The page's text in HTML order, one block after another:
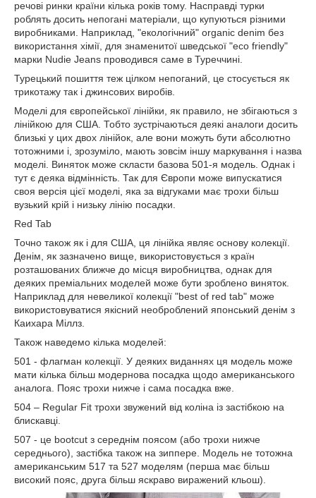
речові ринки країни кілька років тому. Насправді турки
роблять досить непогані матеріали, що купуються різними
виробниками. Наприклад, "екологічний" organic denim без
використання хімії, для знаменитої шведської "eco friendly"
марки Nudie Jeans проводився саме в Туреччині.
Турецький пошиття теж цілком непоганий, це стосується як
трикотажу так і джинсових виробів.
Моделі для європейської лінійки, як правило, не збігаються з
лінійкою для США. Тобто зустрічаються деякі аналоги досить
близькі у цих двох лінійок, але вони можуть бути абсолютно
тотожними і, зрозуміло, мають зовсім іншу маркування і назва
моделі. Виняток може скласти базова 501-я модель. Однак і
тут є деяка відмінність. Так для Європи може випускатися
своя версія цієї моделі, яка за відгуками має трохи більш
вузький крій і низьку лінію посадки.
Red Tab
Точно також як і для США, ця лінійка являє основу колекції.
Денім, як зазначено вище, використовується з країн
розташованих ближче до місця виробництва, однак для
деяких преміальних моделей може бути зроблено виняток.
Наприклад для невеликої колекції "best of red tab" може
використовуватися якісний необроблений японський денім з
Каихара Міллз.
Також наведемо кілька моделей:
501 - флагман колекції. У деяких виданнях ця модель може
мати кілька більш модернова посадка щодо американського
аналога. Пояс трохи нижче і сама посадка вже.
504 – Regular Fit трохи звужений від коліна із застібкою на
блискавці.
507 - це bootcut з середнім поясом (або трохи нижче
середнього), застібка також на зиппере. Модель не тотожна
американським 517 та 527 моделям (перша має більш
високий пояс, друга більш яскраво виражений кльош).